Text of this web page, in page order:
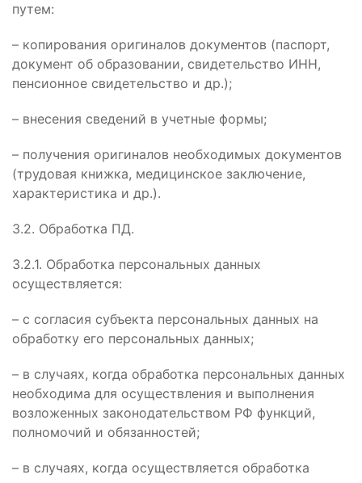
путем:
– копирования оригиналов документов (паспорт,
документ об образовании, свидетельство ИНН,
пенсионное свидетельство и др.);
– внесения сведений в учетные формы;
– получения оригиналов необходимых документов
(трудовая книжка, медицинское заключение,
характеристика и др.).
3.2. Обработка ПД.
3.2.1. Обработка персональных данных
осуществляется:
– с согласия субъекта персональных данных на
обработку его персональных данных;
– в случаях, когда обработка персональных данных
необходима для осуществления и выполнения
возложенных законодательством РФ функций,
полномочий и обязанностей;
– в случаях, когда осуществляется обработка